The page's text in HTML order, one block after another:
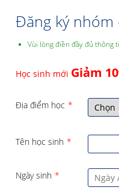
Đăng ký nhóm
Vùi lòng điền đầy đủ thông
Học sinh mới Giảm
Địa điểm học *
Tên học sinh *
Ngày sinh *